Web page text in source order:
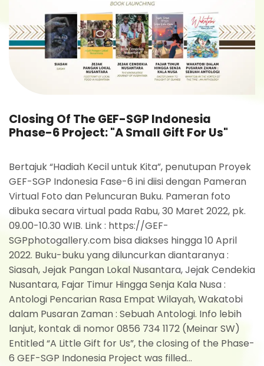
Closing Of The GEF-SGP Indonesia
Phase-6 Project: "A Small Gift For Us"
Bertajuk “Hadiah Kecil untuk Kita”, penutupan Proyek
GEF-SGP Indonesia Fase-6 ini diisi dengan Pameran
Virtual Foto dan Peluncuran Buku. Pameran foto
dibuka secara virtual pada Rabu, 30 Maret 2022, pk.
09.00-10.30 WIB. Link : https://GEF-
SGPphotogallery.com bisa diakses hingga 10 April
2022. Buku-buku yang diluncurkan diantaranya :
Siasah, Jejak Pangan Lokal Nusantara, Jejak Cendekia
Nusantara, Fajar Timur Hingga Senja Kala Nusa :
Antologi Pencarian Rasa Empat Wilayah, Wakatobi
dalam Pusaran Zaman : Sebuah Antologi. Info lebih
lanjut, kontak di nomor 0856 734 1172 (Meinar SW)
Entitled “A Little Gift for Us”, the closing of the Phase-
6 GEF-SGP Indonesia Project was filled...